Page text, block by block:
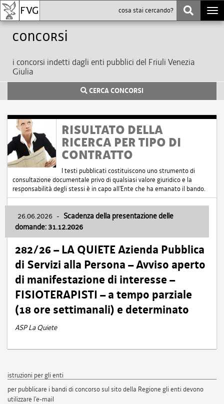
Concorsi
i concorsi indetti dagli enti pubblici del Friuli Venezia
Giulia
CERCA CONCORSI
RISULTATO DELLA
RICERCA PER TIPO DI
CONTRATTO
I testi pubblicati costituiscono uno strumento di
consultazione documentale privo di qualsiasi valore giuridico e la
responsabilità degli stessi è in capo all'Ente che ha emanato il bando.
26.06.2026 - Scadenza della presentazione delle
domande: 31.12.2026
282/26 – LA QUIETE Azienda Pubblica
di Servizi alla Persona – Avviso aperto
di manifestazione di interesse –
FISIOTERAPISTI – a tempo parziale
(18 ore settimanali) e determinato
ASP La Quiete
istruzioni per gli enti
per pubblicare i bandi di concorso sul sito della Regione gli enti devono
utilizzare l'e-mail